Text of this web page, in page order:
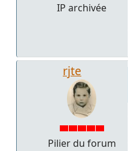
IP archivée
rjte
Pilier du forum